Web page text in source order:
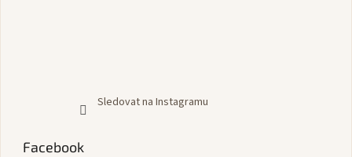
Sledovat na Instagramu
Facebook